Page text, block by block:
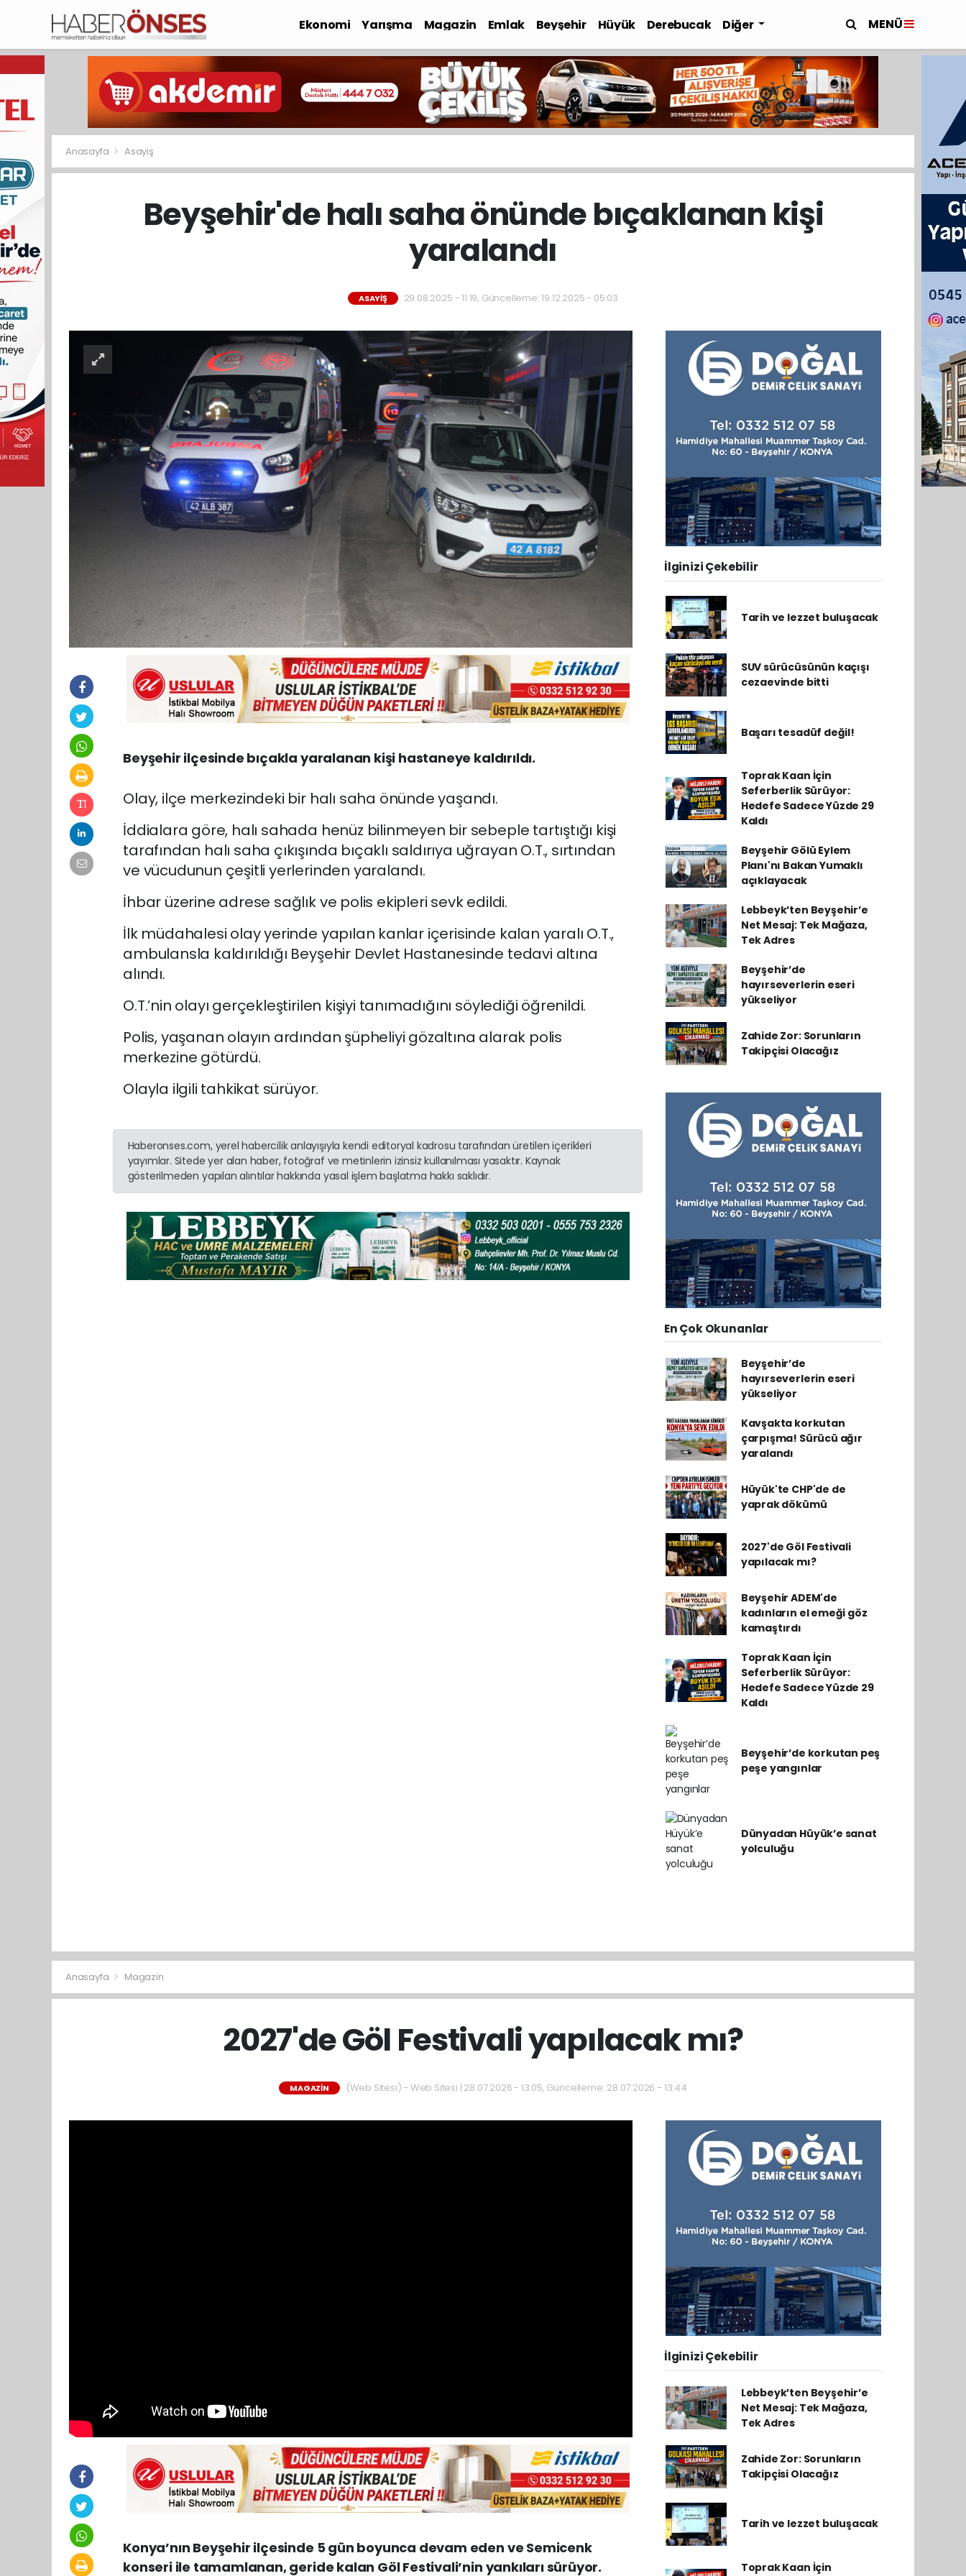
Ekonomi Yarışma Magazin Emlak Beyşehir Hüyük Derebucak Diğer MENÜ
Anasayfa Asayiş
Beyşehir'de halı saha önünde bıçaklanan kişi
yaralandı
ASAYIŞ 29.08.2025 - 11:19, Güncelleme: 19.12.2025 - 05:03
Beyşehir ilçesinde bıçakla yaralanan kişi hastaneye kaldırıldı.
Olay, ilçe merkezindeki bir halı saha önünde yaşandı.
İddialara göre, halı sahada henüz bilinmeyen bir sebeple tartıştığı kişi
tarafından halı saha çıkışında bıçaklı saldırıya uğrayan O.T., sırtından
ve vücudunun çeşitli yerlerinden yaralandı.
İhbar üzerine adrese sağlık ve polis ekipleri sevk edildi.
İlk müdahalesi olay yerinde yapılan kanlar içerisinde kalan yaralı O.T.,
ambulansla kaldırıldığı Beyşehir Devlet Hastanesinde tedavi altına
alındı.
O.T.’nin olayı gerçekleştirilen kişiyi tanımadığını söylediği öğrenildi.
Polis, yaşanan olayın ardından şüpheliyi gözaltına alarak polis
merkezine götürdü.
Olayla ilgili tahkikat sürüyor.
Haberonses.com, yerel habercilik anlayışıyla kendi editoryal kadrosu tarafından üretilen içerikleri
yayımlar. Sitede yer alan haber, fotoğraf ve metinlerin izinsiz kullanılması yasaktır. Kaynak
gösterilmeden yapılan alıntılar hakkında yasal işlem başlatma hakkı saklıdır.
İlginizi Çekebilir
Tarih ve lezzet buluşacak
SUV sürücüsünün kaçışı
cezaevinde bitti
Başarı tesadüf değil!
Toprak Kaan İçin
Seferberlik Sürüyor:
Hedefe Sadece Yüzde 29
Kaldı
Beyşehir Gölü Eylem
Planı'nı Bakan Yumaklı
açıklayacak
Lebbeyk’ten Beyşehir’e
Net Mesaj: Tek Mağaza,
Tek Adres
Beyşehir’de
hayırseverlerin eseri
yükseliyor
Zahide Zor: Sorunların
Takipçisi Olacağız
En Çok Okunanlar
Beyşehir’de
hayırseverlerin eseri
yükseliyor
Kavşakta korkutan
çarpışma! Sürücü ağır
yaralandı
Hüyük'te CHP'de de
yaprak dökümü
2027'de Göl Festivali
yapılacak mı?
Beyşehir ADEM'de
kadınların el emeği göz
kamaştırdı
Toprak Kaan İçin
Seferberlik Sürüyor:
Hedefe Sadece Yüzde 29
Kaldı
Beyşehir’de korkutan peş
peşe yangınlar
Dünyadan Hüyük’e sanat
yolculuğu
Anasayfa Magazin
2027'de Göl Festivali yapılacak mı?
MAGAZIN (Web Sitesi) - Web Sitesi | 28.07.2026 - 13:05, Güncelleme: 28.07.2026 - 13:44
Konya’nın Beyşehir ilçesinde 5 gün boyunca devam eden ve Semicenk
konseri ile tamamlanan, geride kalan Göl Festivali’nin yankıları sürüyor.
İlginizi Çekebilir
Lebbeyk’ten Beyşehir’e
Net Mesaj: Tek Mağaza,
Tek Adres
Zahide Zor: Sorunların
Takipçisi Olacağız
Tarih ve lezzet buluşacak
Toprak Kaan İçin